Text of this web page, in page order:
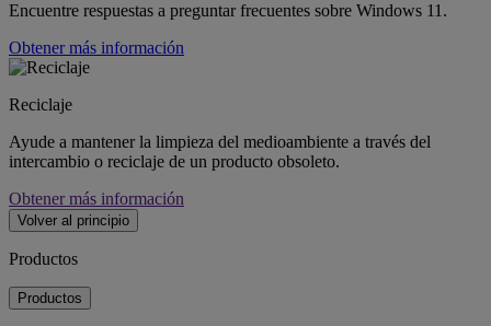
Encuentre respuestas a preguntar frecuentes sobre Windows 11.
Obtener más información
Reciclaje
Ayude a mantener la limpieza del medioambiente a través del
intercambio o reciclaje de un producto obsoleto.
Obtener más información
Volver al principio
Productos
Productos